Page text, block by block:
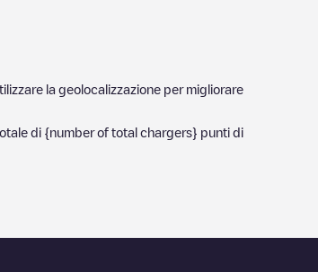
la geolocalizzazione per migliorare
di {number of total chargers} punti di